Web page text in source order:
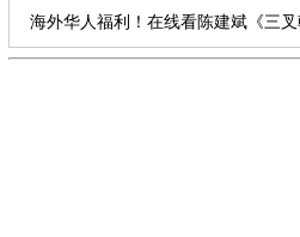
海外华人福利！在线看陈建斌《三